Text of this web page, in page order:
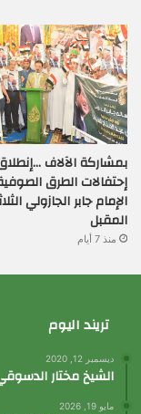
بمشاركة الآلاف
إحتفالات الطرق
الإمام جابر الجازولي
المقبل
منذ 7 أيام
تريند اليوم
ديسمبر 12, 2020
الشيخ مختار
مايو 19, 2026